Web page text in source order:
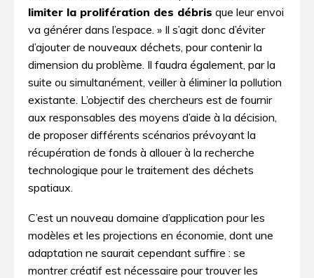
limiter la prolifération des débris que leur envoi
va générer dans l’espace. » Il s’agit donc d’éviter
d’ajouter de nouveaux déchets, pour contenir la
dimension du problème. Il faudra également, par la
suite ou simultanément, veiller à éliminer la pollution
existante. L’objectif des chercheurs est de fournir
aux responsables des moyens d’aide à la décision,
de proposer différents scénarios prévoyant la
récupération de fonds à allouer à la recherche
technologique pour le traitement des déchets
spatiaux.
C’est un nouveau domaine d’application pour les
modèles et les projections en économie, dont une
adaptation ne saurait cependant suffire : se
montrer créatif est nécessaire pour trouver les